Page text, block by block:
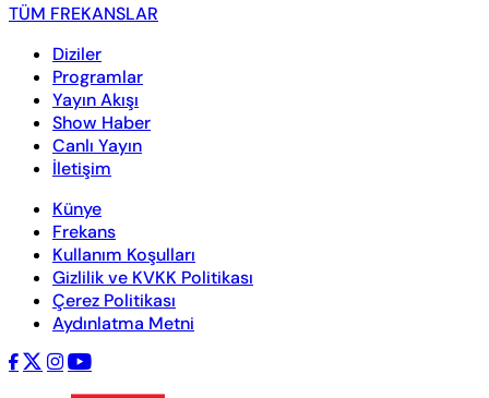
TÜM FREKANSLAR
Diziler
Programlar
Yayın Akışı
Show Haber
Canlı Yayın
İletişim
Künye
Frekans
Kullanım Koşulları
Gizlilik ve KVKK Politikası
Çerez Politikası
Aydınlatma Metni